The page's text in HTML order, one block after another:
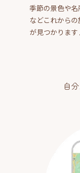
季節の景色や
などこれから
が見つかりま
自